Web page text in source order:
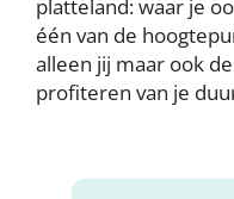
platteland: waar je
één van de
alleen jij maar ook
profiteren van je